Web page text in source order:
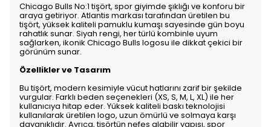
Chicago Bulls No:1 tişört, spor giyimde şıklığı ve konforu bir
araya getiriyor. Atlantis markası tarafından üretilen bu
tişört, yüksek kaliteli pamuklu kumaşı sayesinde gün boyu
rahatlık sunar. Siyah rengi, her türlü kombinle uyum
sağlarken, ikonik Chicago Bulls logosu ile dikkat çekici bir
görünüm sunar.
Özellikler ve Tasarım
Bu tişört, modern kesimiyle vücut hatlarını zarif bir şekilde
vurgular. Farklı beden seçenekleri (XS, S, M, L, XL) ile her
kullanıcıya hitap eder. Yüksek kaliteli baskı teknolojisi
kullanılarak üretilen logo, uzun ömürlü ve solmaya karşı
dayanıklıdır. Ayrıca, tişörtün nefes alabilir yapısı, spor